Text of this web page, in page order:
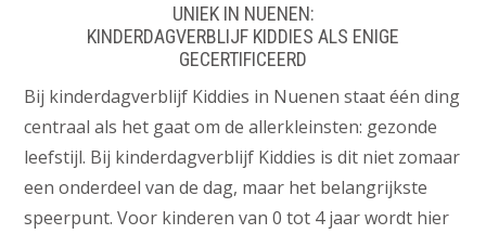
UNIEK IN NUENEN:
KINDERDAGVERBLIJF KIDDIES ALS ENIGE
GECERTIFICEERD
Bij kinderdagverblijf Kiddies in Nuenen staat één ding
centraal als het gaat om de allerkleinsten: gezonde
leefstijl. Bij kinderdagverblijf Kiddies is dit niet zomaar
een onderdeel van de dag, maar het belangrijkste
speerpunt. Voor kinderen van 0 tot 4 jaar wordt hier